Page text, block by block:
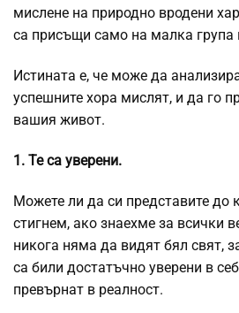
мислене на природно вродени
са присъщи само на малка група
Истината е, че може да
успешните хора мислят, и да го
вашия живот.
1. Те са уверени.
Можете ли да си представите до
стигнем, ако знаехме за всички
никога няма да видят бял свят,
са били достатъчно уверени в
превърнат в реалност.